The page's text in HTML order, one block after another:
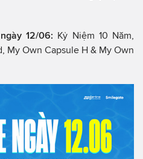
12/06: Kỷ Niệm 10 Năm,
My Own Capsule H & My Own